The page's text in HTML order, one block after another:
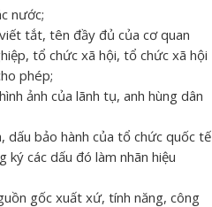
nước;
tắt, tên đầy đủ của cơ quan
tổ chức xã hội, tổ chức xã hội
phép;
ảnh của lãnh tụ, anh hùng dân
dấu bảo hành của tổ chức quốc tế
các dấu đó làm nhãn hiệu
gốc xuất xứ, tính năng, công